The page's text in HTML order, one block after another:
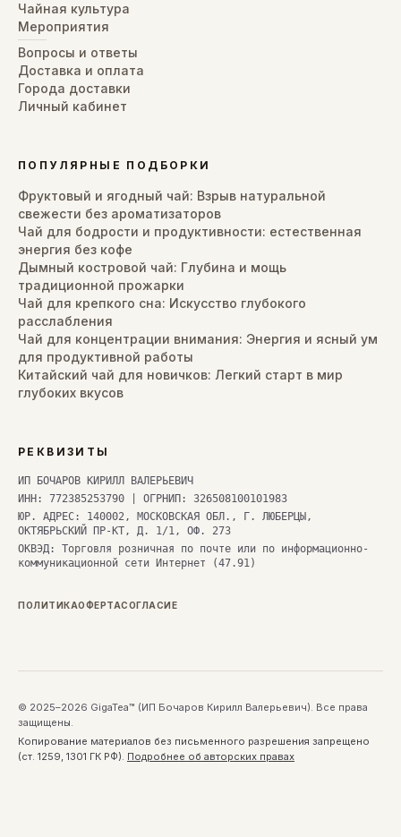
Чайная культура
Мероприятия
Вопросы и ответы
Доставка и оплата
Города доставки
Личный кабинет
ПОПУЛЯРНЫЕ ПОДБОРКИ
Фруктовый и ягодный чай: Взрыв натуральной
свежести без ароматизаторов
Чай для бодрости и продуктивности: естественная
энергия без кофе
Дымный костровой чай: Глубина и мощь
традиционной прожарки
Чай для крепкого сна: Искусство глубокого
расслабления
Чай для концентрации внимания: Энергия и ясный ум
для продуктивной работы
Китайский чай для новичков: Легкий старт в мир
глубоких вкусов
РЕКВИЗИТЫ
ИП БОЧАРОВ КИРИЛЛ ВАЛЕРЬЕВИЧ
ИНН: 772385253790 | ОГРНИП: 326508100101983
ЮР. АДРЕС: 140002, МОСКОВСКАЯ ОБЛ., Г. ЛЮБЕРЦЫ,
ОКТЯБРЬСКИЙ ПР-КТ, Д. 1/1, ОФ. 273
ОКВЭД: Торговля розничная по почте или по информационно-
коммуникационной сети Интернет (47.91)
ПОЛИТИКАОФЕРТАСОГЛАСИЕ
© 2025–2026 GigaTea™ (ИП Бочаров Кирилл Валерьевич). Все права
защищены.
Копирование материалов без письменного разрешения запрещено
(ст. 1259, 1301 ГК РФ). Подробнее об авторских правах